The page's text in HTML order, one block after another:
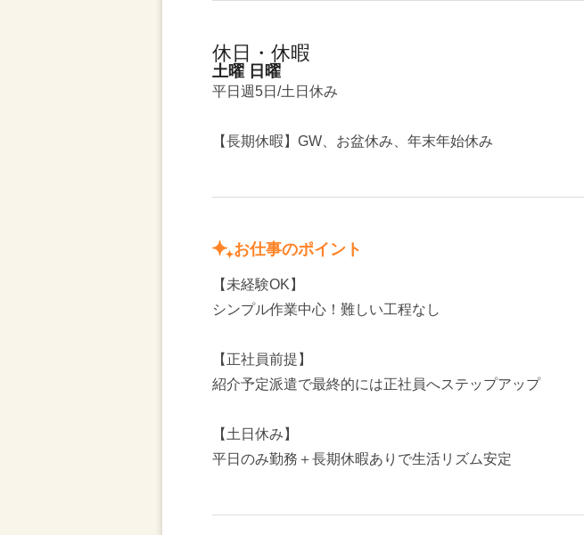
休日・休暇
土曜 日曜
平日週5日/土日休み
【長期休暇】GW、お盆休み、年末年始休み
お仕事のポイント
【未経験OK】
シンプル作業中心！難しい工程なし
【正社員前提】
紹介予定派遣で最終的には正社員へステップアップ
【土日休み】
平日のみ勤務＋長期休暇ありで生活リズム安定